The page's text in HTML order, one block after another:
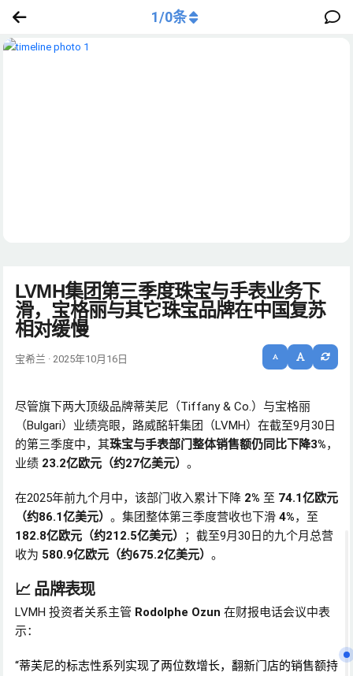
LVMH集团第三季度珠宝与手表业务下
滑，宝格丽与其它珠宝品牌在中国复苏
相对缓慢
宝希兰 · 2025年10月16日
尽管旗下两大顶级品牌蒂芙尼（Tiffany & Co.）与宝格丽
（Bulgari）业绩亮眼，路威酩轩集团（LVMH）在截至9月30日
的第三季度中，其珠宝与手表部门整体销售额仍同比下降3%，
业绩 23.2亿欧元（约27亿美元） 。
在2025年前九个月中，该部门收入累计下降 2% 至 74.1亿欧元
（约86.1亿美元） 。集团整体第三季度营收也下滑 4%，至
182.8亿欧元（约212.5亿美元）
；截至9月30日的九个月总营
收为 580.9亿欧元（约675.2亿美元） 。
📈 品牌表现
LVMH 投资者关系主管 Rodolphe Ozun 在财报电话会议中表
示：
“蒂芙尼的标志性系列实现了两位数增长，翻新门店的销售额持
1/0条